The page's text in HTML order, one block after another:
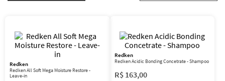
Redken
Redken All Soft Mega Moisture Restore -
Leave-in
Redken
Redken Acidic Bonding Concetrate - Shampoo
R$ 163,00